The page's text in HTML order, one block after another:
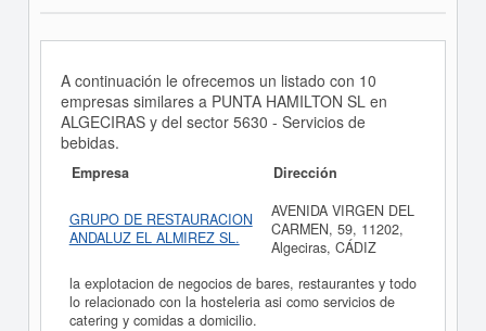
A continuación le ofrecemos un listado con 10
empresas similares a PUNTA HAMILTON SL en
ALGECIRAS y del sector 5630 - Servicios de
bebidas.
Empresa Dirección
GRUPO DE RESTAURACION
ANDALUZ EL ALMIREZ SL.
AVENIDA VIRGEN DEL
CARMEN, 59, 11202,
Algeciras, CÁDIZ
la explotacion de negocios de bares, restaurantes y todo
lo relacionado con la hosteleria asi como servicios de
catering y comidas a domicilio.